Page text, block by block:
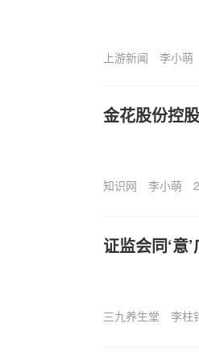
上游新闻 李小萌
金花股份控
知识网 李小萌
证监会同‘意
三九养生堂 李柱